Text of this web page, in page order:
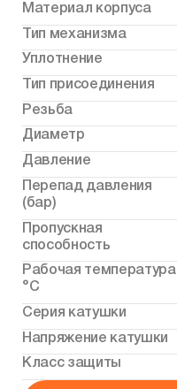
Материал корпуса
Тип механизма
Уплотнение
Тип присоединения
Резьба
Диаметр
Давление
Перепад давления
(бар)
Пропускная
способность
Рабочая температура
°С
Серия катушки
Напряжение катушки
Класс защиты